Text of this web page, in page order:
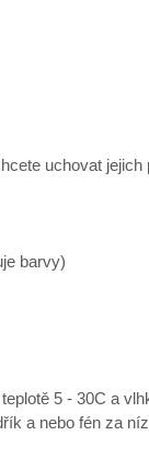
uchovat
barvy)
5 - 30C a
a nebo fén za